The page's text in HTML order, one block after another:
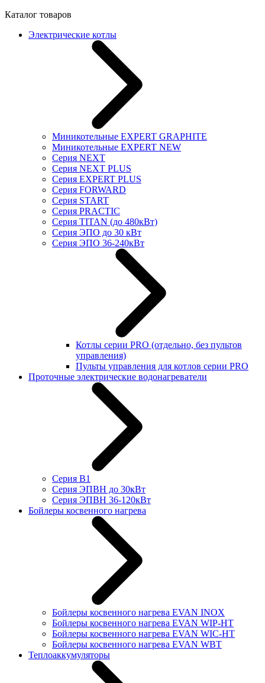
Каталог товаров
Электрические котлы
Миникотельные EXPERT GRAPHITE
Миникотельные EXPERT NEW
Серия NEXT
Серия NEXT PLUS
Серия EXPERT PLUS
Серия FORWARD
Серия START
Серия PRACTIC
Серия TITAN (до 480кВт)
Серия ЭПО до 30 кВт
Серия ЭПО 36-240кВт
Котлы серии PRO (отдельно, без пультов
управления)
Пульты управления для котлов серии PRO
Проточные электрические водонагреватели
Серия В1
Серия ЭПВН до 30кВт
Серия ЭПВН 36-120кВт
Бойлеры косвенного нагрева
Бойлеры косвенного нагрева EVAN INOX
Бойлеры косвенного нагрева EVAN WIP-HT
Бойлеры косвенного нагрева EVAN WIC-HT
Бойлеры косвенного нагрева EVAN WBT
Теплоаккумуляторы